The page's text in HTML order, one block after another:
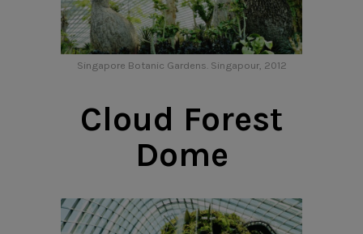
Singapore Botanic Gardens. Singapour, 2012
Cloud Forest
Dome